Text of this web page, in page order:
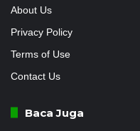
About Us
Privacy Policy
Terms of Use
Contact Us
Baca Juga